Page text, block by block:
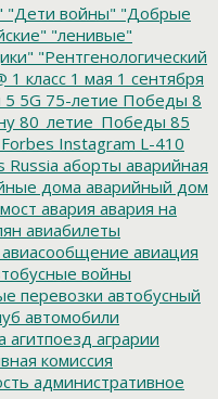
"Дети войны" "Добрые
"ленивые"
"Рентгенологический
1 класс 1 мая 1 сентября
5 5G 75-летие Победы 8
80_летие_Победы 85
Forbes Instagram L-410
Russia аборты аварийная
дома аварийный дом
авария авария на
авиабилеты
авиасообщение авиация
войны
перевозки автобусный
автомобили
агитпоезд аграрии
комиссия
административное